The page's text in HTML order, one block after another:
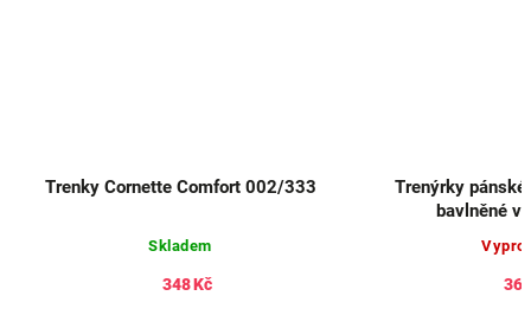
Trenky Cornette Comfort 002/333
Skladem
348 Kč
Trenýrky pánské
bavlněné